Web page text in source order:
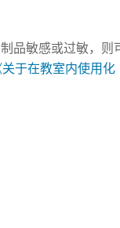
品敏感或过敏，则
关于在教室内使用化